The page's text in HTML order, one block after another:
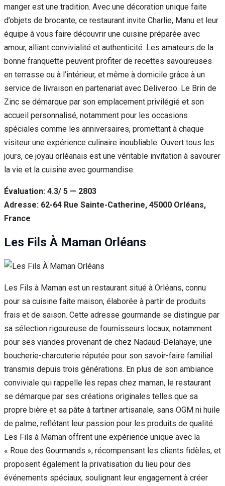
manger est une tradition. Avec une décoration unique faite
d’objets de brocante, ce restaurant invite Charlie, Manu et leur
équipe à vous faire découvrir une cuisine préparée avec
amour, alliant convivialité et authenticité. Les amateurs de la
bonne franquette peuvent profiter de recettes savoureuses
en terrasse ou à l’intérieur, et même à domicile grâce à un
service de livraison en partenariat avec Deliveroo. Le Brin de
Zinc se démarque par son emplacement privilégié et son
accueil personnalisé, notamment pour les occasions
spéciales comme les anniversaires, promettant à chaque
visiteur une expérience culinaire inoubliable. Ouvert tous les
jours, ce joyau orléanais est une véritable invitation à savourer
la vie et la cuisine avec gourmandise.
Évaluation: 4.3/ 5 — 2803
Adresse: 62-64 Rue Sainte-Catherine, 45000 Orléans,
France
Les Fils À Maman Orléans
Les Fils à Maman est un restaurant situé à Orléans, connu
pour sa cuisine faite maison, élaborée à partir de produits
frais et de saison. Cette adresse gourmande se distingue par
sa sélection rigoureuse de fournisseurs locaux, notamment
pour ses viandes provenant de chez Nadaud-Delahaye, une
boucherie-charcuterie réputée pour son savoir-faire familial
transmis depuis trois générations. En plus de son ambiance
conviviale qui rappelle les repas chez maman, le restaurant
se démarque par ses créations originales telles que sa
propre bière et sa pâte à tartiner artisanale, sans OGM ni huile
de palme, reflétant leur passion pour les produits de qualité.
Les Fils à Maman offrent une expérience unique avec la
« Roue des Gourmands », récompensant les clients fidèles, et
proposent également la privatisation du lieu pour des
événements spéciaux, soulignant leur engagement à créer